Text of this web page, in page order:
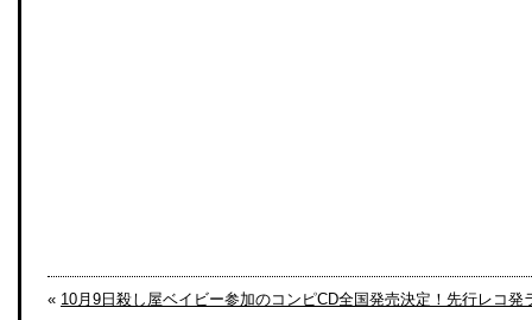
« 10月9日殺し屋ベイビー参加のコンピCD全国発売決定！先行レコ発